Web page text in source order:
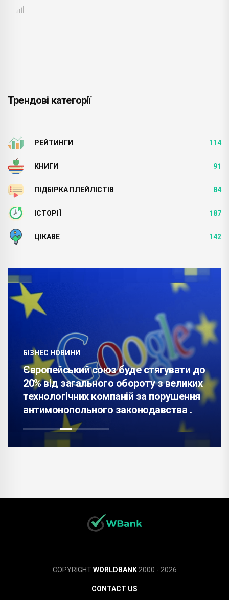
Трендові категорії
РЕЙТИНГИ 114
КНИГИ 91
ПІДБІРКА ПЛЕЙЛІСТІВ 84
ІСТОРІЇ 187
ЦІКАВЕ 142
БІЗНЕС НОВИНИ
Європейський союз буде стягувати до
20% від загального обороту з великих
технологічних компаній за порушення
антимонопольного законодавства .
COPYRIGHTWORLDBANK2000 - 2026
CONTACT US